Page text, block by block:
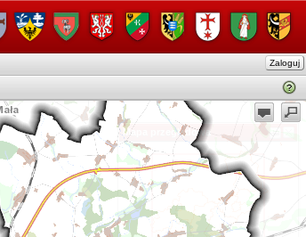
Zaloguj